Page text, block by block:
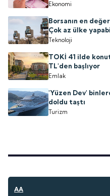
Ekonomi
Borsanın en
Çok az ülke
Teknoloji
TOKİ 41 ilde
TL'den başlıyor
Emlak
'Yüzen Dev'
doldu taştı
Turizm
AA